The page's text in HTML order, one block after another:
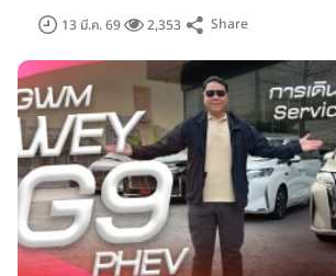
13 มี.ค. 69
2,353 Share